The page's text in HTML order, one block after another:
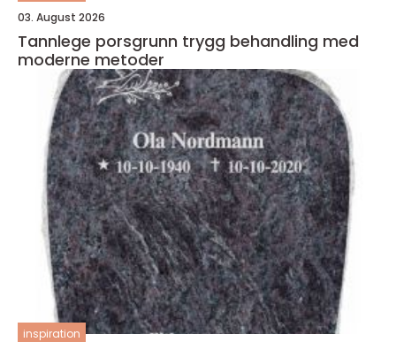
03. August 2026
Tannlege porsgrunn trygg behandling med
moderne metoder
inspiration